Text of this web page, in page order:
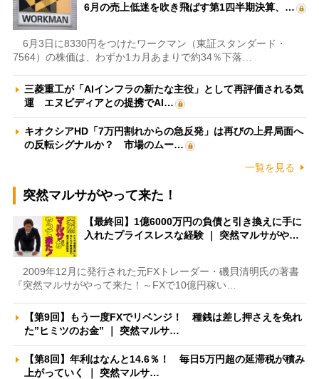
6月の売上低迷を吹き飛ばす第1四半期決算、…
6月3日に8330円をつけたワークマン（東証スタンダード・
7564）の株価は、わずか1カ月あまりで約34％下落…
三菱重工が「AIインフラの新たな主役」として再評価される気
運 エヌビディアとの提携でAI…
キオクシアHD「7万円割れからの急反発」は再びの上昇局面へ
の反転シグナルか？ 市場のムー…
一覧を見る
突然マルサがやって来た！
【最終回】1億6000万円の負債と引き換えに手に
入れたプライスレスな経験 ｜ 突然マルサがや…
2009年12月に発行された元FXトレーダー・磯貝清明氏の著書
『突然マルサがやって来た！～FXで10億円稼い…
【第9回】もう一度FXでリベンジ！ 種銭は差し押さえを免れ
た”ヒミツのお金” ｜ 突然マルサ…
【第8回】年利はなんと14.6％！ 毎日5万円超の延滞税が積み
上がっていく ｜ 突然マルサ…